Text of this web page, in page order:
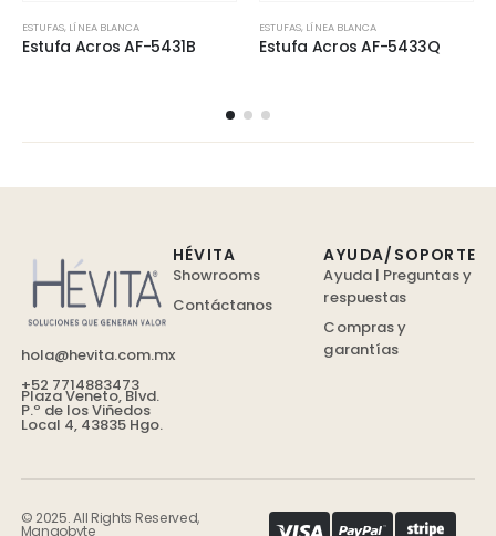
ESTUFAS, LÍNEA BLANCA
Estufa Acros AF-5431B
ESTUFAS, LÍNEA BLANCA
Estufa Acros AF-5433Q
hola@hevita.com.mx
+52 7714883473
Plaza Veneto, Blvd.
P.º de los Viñedos
Local 4, 43835 Hgo.
HÉVITA
Showrooms
Contáctanos
AYUDA/SOPORTE
Ayuda | Preguntas y
respuestas
Compras y
garantías
© 2025. All Rights Reserved,
Mangobyte